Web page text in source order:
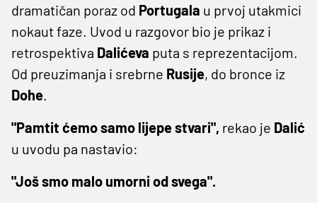
dramatičan poraz od Portugala u prvoj utakmici
nokaut faze. Uvod u razgovor bio je prikaz i
retrospektiva Dalićeva puta s reprezentacijom.
Od preuzimanja i srebrne Rusije, do bronce iz
Dohe.
"Pamtit ćemo samo lijepe stvari", rekao je Dalić
u uvodu pa nastavio:
"Još smo malo umorni od svega".